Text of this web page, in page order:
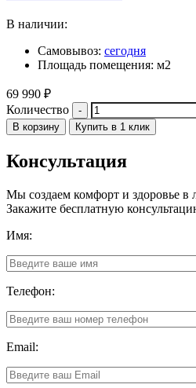
В наличии:
Самовывоз: сегодня
Площадь помещения: м2
69 990 ₽
Количество
В корзину Купить в 1 клик
Консультация
Мы создаем комфорт и здоровье
Закажите бесплатную
Имя:
Телефон:
Email: